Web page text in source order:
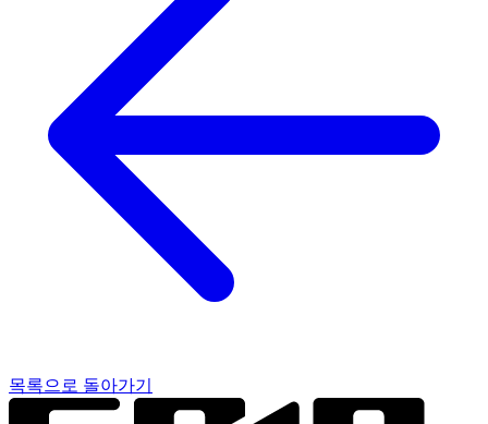
목록으로 돌아가기